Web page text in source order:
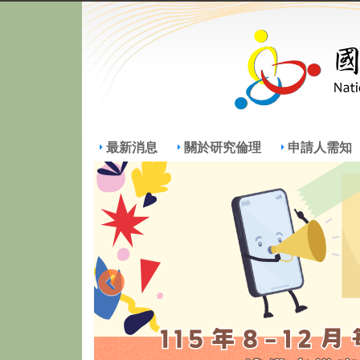
最新消息 關於研究倫理 申請人需知